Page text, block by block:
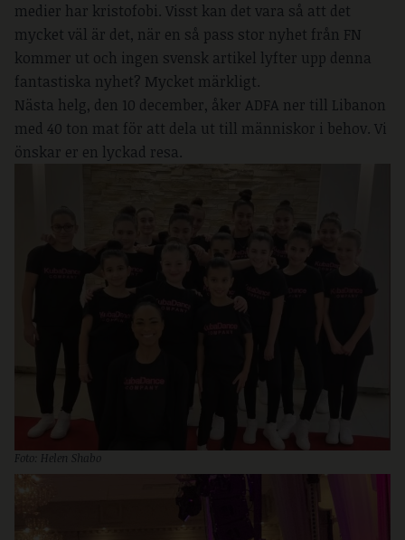
medier har kristofobi. Visst kan det vara så att det
mycket väl är det, när en så pass stor nyhet från FN
kommer ut och ingen svensk artikel lyfter upp denna
fantastiska nyhet? Mycket märkligt.
Nästa helg, den 10 december, åker ADFA ner till Libanon
med 40 ton mat för att dela ut till människor i behov. Vi
önskar er en lyckad resa.
Foto: Helen Shabo